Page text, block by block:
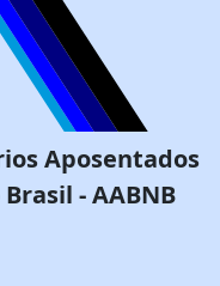
Aposentados
- AABNB